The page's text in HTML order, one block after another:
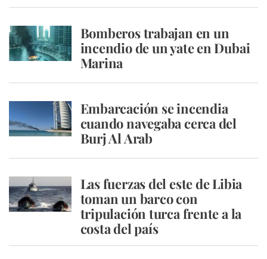
Bomberos trabajan en un
incendio de un yate en Dubai
Marina
Embarcación se incendia
cuando navegaba cerca del
Burj Al Arab
Las fuerzas del este de Libia
toman un barco con
tripulación turca frente a la
costa del país